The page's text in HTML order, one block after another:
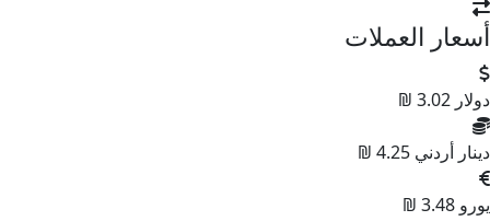
أسعار العملات
دولار 3.02 ₪
دينار أردني 4.25 ₪
يورو 3.48 ₪